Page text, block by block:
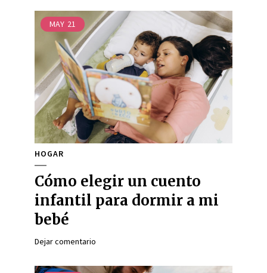
MAY 21
HOGAR
Cómo elegir un cuento
infantil para dormir a mi
bebé
Dejar comentario